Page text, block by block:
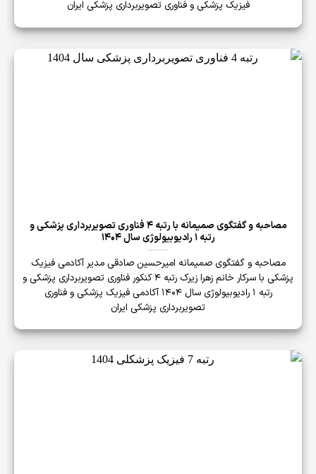
فیزیک پزشکی و فناوری تصویربرداری پزشکی ایران
مصاحبه و گفتگوی صمیمانه با رتبه 4 فناوری تصویربرداری پزشکی و
رتبه 1 رادیوبیولوژی سال 1404
مصاحبه و گفتگوی صمیمانه امیرحسین صادقی مدیر آکادمی فیزیک
پزشکی با سرکار خانم زهرا زیرک رتبه 4 کنکور فناوری تصویربرداری پزشکی و
رتبه 1 رادیوبیولوژی سال 1404 آکادمی فیزیک پزشکی و فناوری
تصویربرداری پزشکی ایران